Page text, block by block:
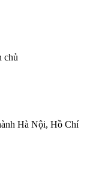
chủ
Hà Nội, Hồ Chí